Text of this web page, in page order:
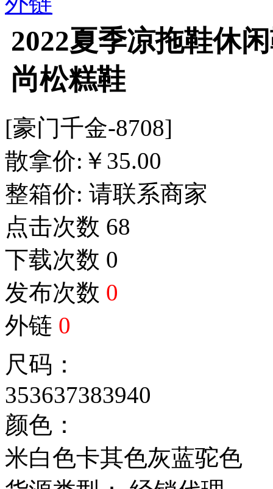
外链
2022夏季凉拖鞋休
尚松糕鞋
[豪门千金-8708]
散拿价: ￥35.00
整箱价: 请联系商家
点击次数 68
下载次数 0
发布次数 0
外链 0
尺码：
353637 3839 40
颜色：
米白色 卡其色灰蓝驼色